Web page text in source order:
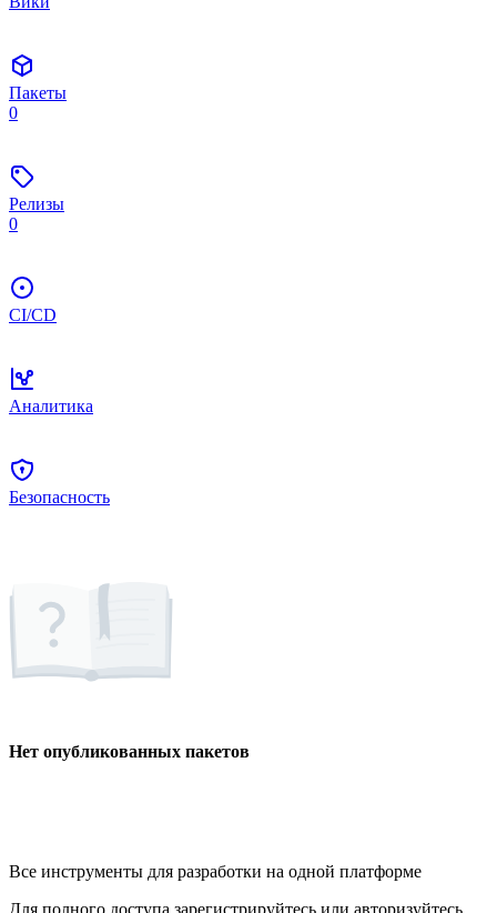
Пакеты
0
Релизы
0
CI/CD
Аналитика
Безопасность
Нет опубликованных пакетов
Все инструменты для разработки на одной платформе
Для полного доступа зарегистрируйтесь или авторизуйтесь